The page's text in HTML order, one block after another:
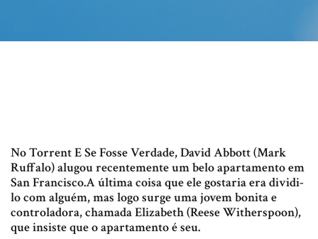
No Torrent E Se Fosse Verdade, David Abbott (Mark
Ruffalo) alugou recentemente um belo apartamento em
San Francisco.A última coisa que ele gostaria era dividi-
lo com alguém, mas logo surge uma jovem bonita e
controladora, chamada Elizabeth (Reese Witherspoon),
que insiste que o apartamento é seu.